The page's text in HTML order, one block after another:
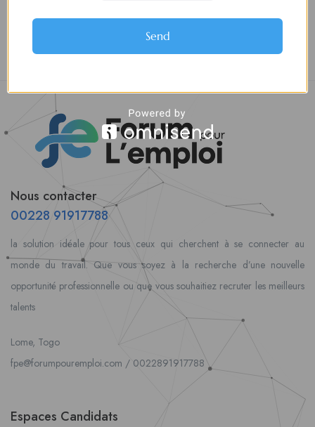
Leaflet
Nous contacter
00228 91917788
la solution idéale pour tous ceux qui cherchent à se connecter au
monde du travail. Que vous soyez à la recherche d’une nouvelle
opportunité professionnelle ou que vous souhaitiez recruter les meilleurs
talents
Lome, Togo
fpe@forumpouremploi.com / 0022891917788
Espaces Candidats
Send